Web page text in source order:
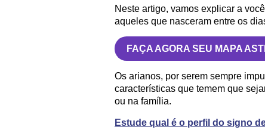
Neste artigo, vamos explicar a
aqueles que nasceram entre os
FAÇA AGORA SEU MAPA
Os arianos, por serem sempre
características que temem que
ou na família.
Estude qual é o perfil do signo